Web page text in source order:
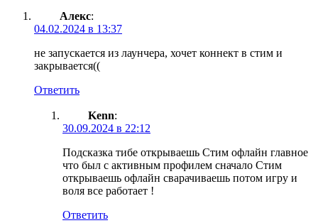
Алекс:
04.02.2024 в 13:37
не запускается из лаунчера, хочет коннект в стим и
закрывается((
Ответить
Kenn:
30.09.2024 в 22:12
Подсказка тибе открываешь Стим офлайн главное
что был с активным профилем сначало Стим
открываешь офлайн сварачиваешь потом игру и
воля все работает !
Ответить